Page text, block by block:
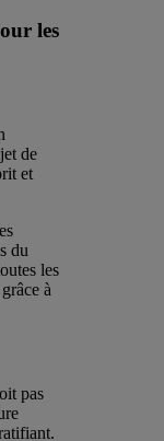
les
de
et
du
les
à
pas